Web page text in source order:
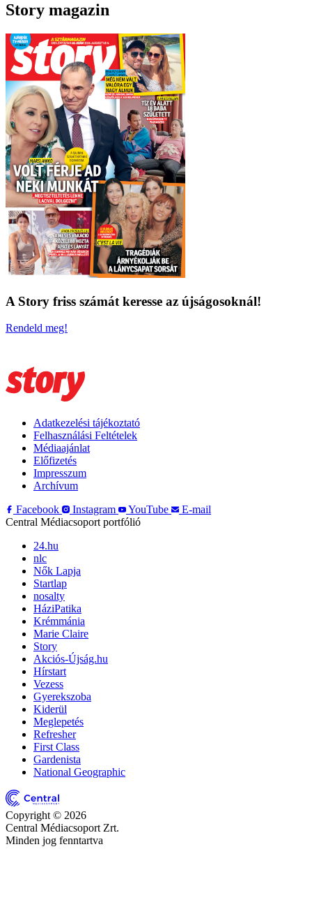
Story magazin
A Story friss számát keresse az újságosoknál!
Rendeld meg!
Adatkezelési tájékoztató
Felhasználási Feltételek
Médiaajánlat
Előfizetés
Impresszum
Archívum
Facebook
Instagram YouTube
E-mail
Central Médiacsoport portfólió
24.hu
nlc
Nők Lapja
Startlap
nosalty
HáziPatika
Krémmánia
Marie Claire
Story
Akciós-Újság.hu
Hírstart
Vezess
Gyerekszoba
Kiderül
Meglepetés
Refresher
First Class
Gardenista
National Geographic
Copyright © 2026
Central Médiacsoport Zrt.
Minden jog fenntartva